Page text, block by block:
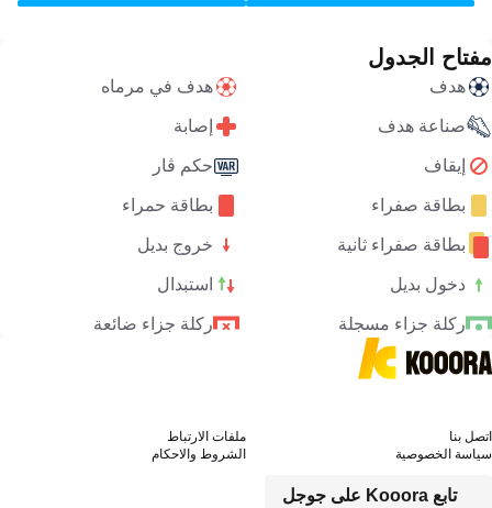
مفتاح الجدول
هدف هدف في مرماه
صناعة هدف إصابة
إيقاف حكم ڤار
بطاقة صفراء بطاقة حمراء
بطاقة صفراء ثانية خروج بديل
دخول بديل استبدال
ركلة جزاء مسجلة ركلة جزاء ضائعة
تابع Kooora على جوجل
اتصل بنا
ملفات الارتباط
سياسة الخصوصية
الشروط والاحكام